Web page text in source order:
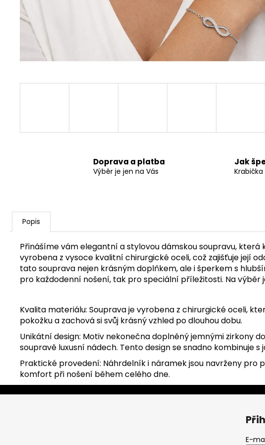
Doprava a platba
Výběr je jen na Vás
Jak
Popis
Přinášíme vám elegantní a stylovou dámskou soupravu, která
vyrobena z vysoce kvalitní chirurgické oceli, což zajišťuje její
tato souprava nejen krásným doplňkem, ale i šperkem s
pro každodenní nošení, tak pro speciální příležitosti. Na
Kvalita materiálu: Souprava je vyrobena z chirurgické oceli,
pokožku a zachová si svůj krásný vzhled po dlouhou dobu.
Unikátní design: Motiv nekonečna doplněný jemnými zirkony
soupravě luxusní nádech. Tento design se snadno kombinuje
Praktické provedení: Náhrdelník i náramek jsou navrženy
komfort při nošení během celého dne.
A1122 ŘETÍZEK S PŘÍVĚSKEM STROM
ŽIVOTA V SRDCI
A1119
749 Kč
Z
E-